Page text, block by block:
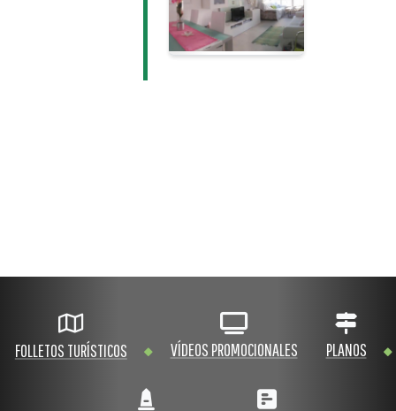
FOLLETOS TURÍSTICOS VÍDEOS PROMOCIONALES PLANOS